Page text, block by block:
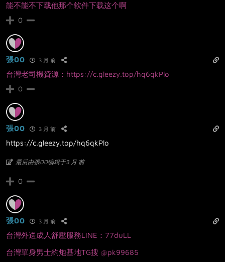
能不能不下载他那个软件下载这个啊
0
張00 3 月 前
台灣老司機資源：https://c.gleezy.top/hq6qkPlo
0
張00 3 月 前
https://c.gleezy.top/hq6qkPlo
最后由張00编辑于3 月 前
0
張00 3 月 前
台灣外送成人舒壓服務LINE：77duLL
台灣單身男士約炮基地TG搜 @pk99685